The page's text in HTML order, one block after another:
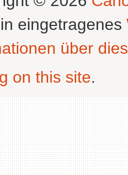
eingetragenes
über
on this site.